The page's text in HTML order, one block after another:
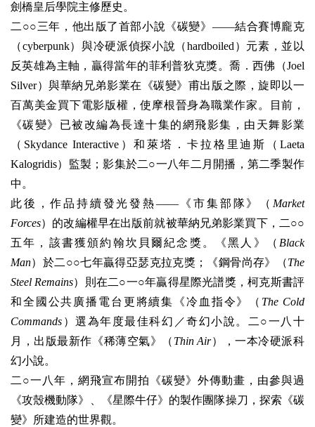
劍橋皇后學院主修歷史。
二○○三年，他出版了首部小說《碳變》——結合賽博龐克
（cyberpunk）與冷硬派偵探小說（hardboiled）元素，並以
反英雄為主軸，贏得當年的菲利普狄克獎。喬．西佛（Joel
Silver）與華納兄弟影業在《碳變》甫出版之際，旋即以一
百萬美金買下電影版權，使摩根晉身為職業作家。目前，
《碳變》已被改編為長達十集的網飛影集，由天舞影業
（Skydance Interactive）和萊塔．卡拉格里迪斯（Laeta
Kalogridis）監製；影集於二○一八年二月開播，第二季製作
中。
此後，作品持續發光發熱——《市集部隊》（ Market
Forces）的改編權早在出版前就被華納兄弟影業買下，二○○
五年，該書獲頒約翰坎貝爾紀念獎。《黑人》（ Black
Man）於二○○七年贏得亞瑟克拉克獎；《鋼骨尚存》（The
Steel Remains）則在二○一○年贏得星際光譜獎，柯克斯書評
和全國公共廣播電台更將續集《冷血指令》（ The Cold
Commands ）選為年度最佳科幻／奇幻小說。二○一八十
月，出版最新作《稀薄空氣》（ Thin Air），一本冷硬派科
幻小說。
二○一八年，網飛宣布開拍《碳變》外傳動畫，由參與過
《攻殼機動隊》、《星際牛仔》的製作團隊操刀，探索《碳
變》所建造的世界觀。